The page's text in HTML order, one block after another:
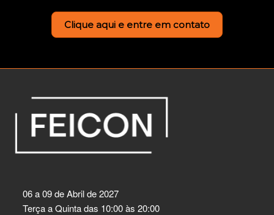
Clique aqui e entre em contato
06 a 09 de Abril de 2027
Terça a Quinta das 10:00 às 20:00